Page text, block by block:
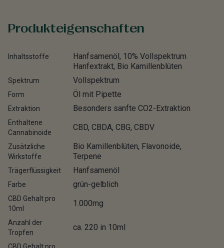
Produkteigenschaften
Inhaltsstoffe
Hanfsamenöl, 10% Vollspektrum
Hanfextrakt, Bio Kamillenblüten
Spektrum Vollspektrum
Form Öl mit Pipette
Extraktion Besonders sanfte CO2-Extraktion
Enthaltene
Cannabinoide
CBD, CBDA, CBG, CBDV
Zusätzliche
Wirkstoffe
Bio Kamillenblüten, Flavonoide,
Terpene
Trägerflüssigkeit Hanfsamenöl
Farbe grün-gelblich
CBD Gehalt pro
10ml
1.000mg
Anzahl der
Tropfen
ca. 220 in 10ml